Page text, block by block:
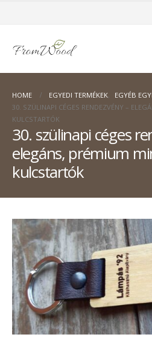
HOME EGYEDI TERMÉKEK,
EGYÉB
30. SZÜLINAPI CÉGES RENDEZVÉNY –
KULCSTARTÓK
30. szülinapi céges
elegáns, prémium
kulcstartók